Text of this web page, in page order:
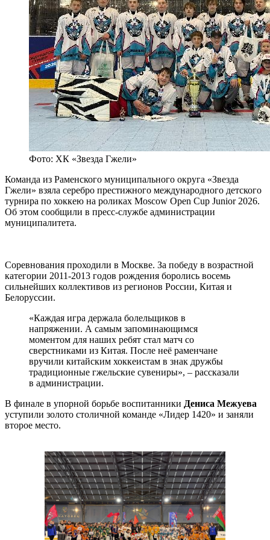
Фото: ХК «Звезда Гжели»
Команда из Раменского муниципального округа «Звезда
Гжели» взяла серебро престижного международного детского
турнира по хоккею на роликах Moscow Open Cup Junior 2026.
Об этом сообщили в пресс-службе администрации
муниципалитета.
Соревнования проходили в Москве. За победу в возрастной
категории 2011-2013 годов рождения боролись восемь
сильнейших коллективов из регионов России, Китая и
Белоруссии.
«Каждая игра держала болельщиков в
напряжении. А самым запоминающимся
моментом для наших ребят стал матч со
сверстниками из Китая. После неё раменчане
вручили китайским хоккеистам в знак дружбы
традиционные гжельские сувениры», – рассказали
в администрации.
В финале в упорной борьбе воспитанники Дениса Межуева
уступили золото столичной команде «Лидер 1420» и заняли
второе место.